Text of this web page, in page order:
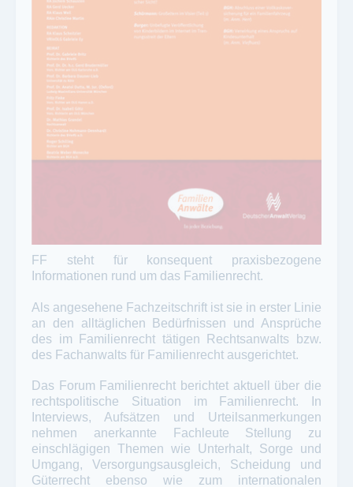
FF steht für konsequent praxisbezogene
Informationen rund um das Familienrecht.
Als angesehene Fachzeitschrift ist sie in erster Linie
an den alltäglichen Bedürfnissen und Ansprüche
des im Familienrecht tätigen Rechtsanwalts bzw.
des Fachanwalts für Familienrecht ausgerichtet.
Das Forum Familienrecht berichtet aktuell über die
rechtspolitische Situation im Familienrecht. In
Interviews, Aufsätzen und Urteilsanmerkungen
nehmen anerkannte Fachleute Stellung zu
einschlägigen Themen wie Unterhalt, Sorge und
Umgang, Versorgungsausgleich, Scheidung und
Güterrecht ebenso wie zum internationalen